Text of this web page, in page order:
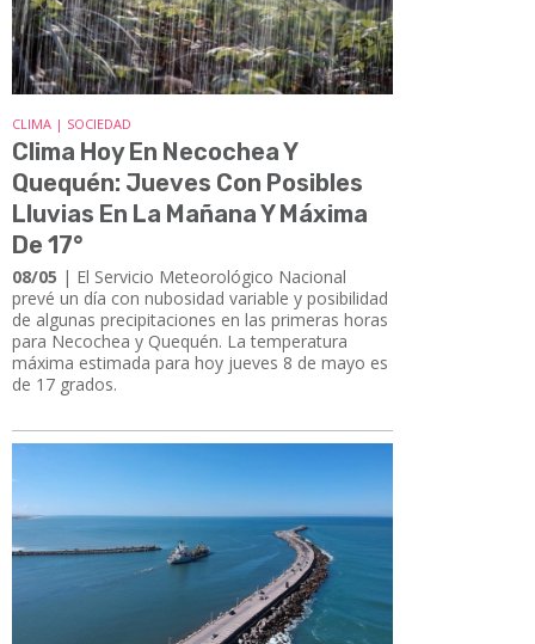
CLIMA | SOCIEDAD
Clima Hoy En Necochea Y
Quequén: Jueves Con Posibles
Lluvias En La Mañana Y Máxima
De 17°
08/05 | El Servicio Meteorológico Nacional
prevé un día con nubosidad variable y posibilidad
de algunas precipitaciones en las primeras horas
para Necochea y Quequén. La temperatura
máxima estimada para hoy jueves 8 de mayo es
de 17 grados.